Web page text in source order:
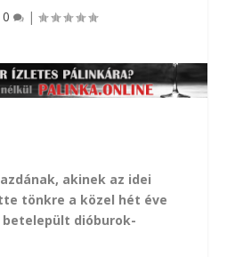
0 |
akinek az idei
tönkre a közel hét éve
dióburok-